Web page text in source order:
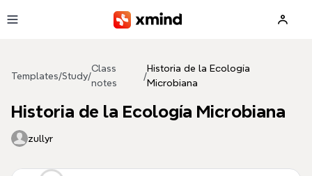
Templates/Study/
Class
notes
/
Historia de la Ecología
Microbiana
Historia de la Ecología Microbiana
zullyr